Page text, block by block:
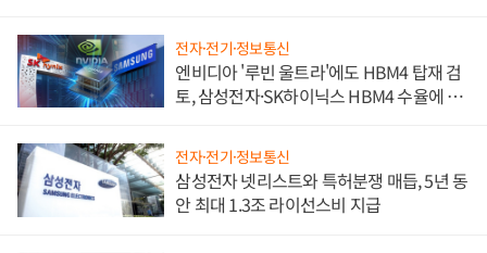
전자·전기·정보통신
엔비디아 '루빈 울트라'에도 HBM4 탑재 검
토, 삼성전자·SK하이닉스 HBM4 수율에 주
전자·전기·정보통신
삼성전자 넷리스트와 특허분쟁 매듭, 5년 동
안 최대 1.3조 라이선스비 지급